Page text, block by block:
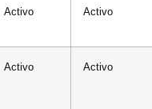
Activo Activo
Activo Activo